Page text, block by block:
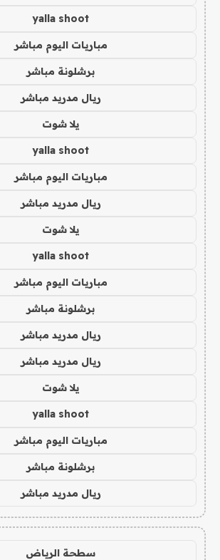
yalla shoot
مباريات اليوم مباشر
برشلونة مباشر
ريال مدريد مباشر
يلا شوت
yalla shoot
مباريات اليوم مباشر
ريال مدريد مباشر
يلا شوت
yalla shoot
مباريات اليوم مباشر
برشلونة مباشر
ريال مدريد مباشر
ريال مدريد مباشر
يلا شوت
yalla shoot
مباريات اليوم مباشر
برشلونة مباشر
ريال مدريد مباشر
سطحة الرياض